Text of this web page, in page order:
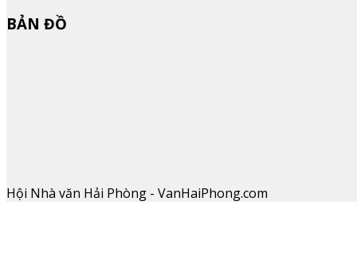
BẢN ĐỒ
Hội Nhà văn Hải Phòng - VanHaiPhong.com